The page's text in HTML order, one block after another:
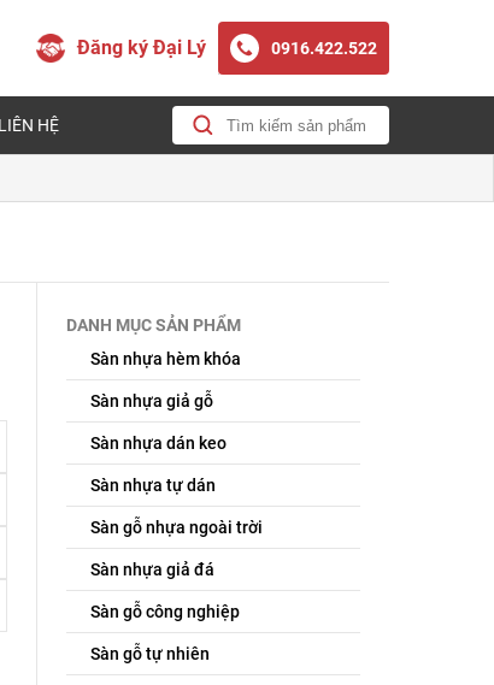
Đăng ký Đại Lý 0916.422.522
LIÊN HỆ
DANH MỤC SẢN PHẨM
Sàn nhựa hèm khóa
Sàn nhựa giả gỗ
Sàn nhựa dán keo
Sàn nhựa tự dán
Sàn gỗ nhựa ngoài trời
Sàn nhựa giả đá
Sàn gỗ công nghiệp
Sàn gỗ tự nhiên